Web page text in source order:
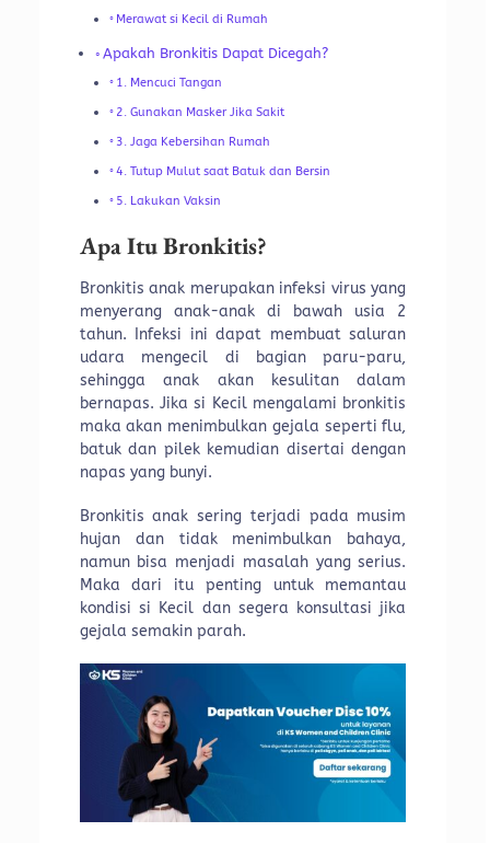
Merawat si Kecil di Rumah
Apakah Bronkitis Dapat Dicegah?
1. Mencuci Tangan
2. Gunakan Masker Jika Sakit
3. Jaga Kebersihan Rumah
4. Tutup Mulut saat Batuk dan Bersin
5. Lakukan Vaksin
Apa Itu Bronkitis?
Bronkitis anak merupakan infeksi virus yang
menyerang anak-anak di bawah usia 2
tahun. Infeksi ini dapat membuat saluran
udara mengecil di bagian paru-paru,
sehingga anak akan kesulitan dalam
bernapas. Jika si Kecil mengalami bronkitis
maka akan menimbulkan gejala seperti flu,
batuk dan pilek kemudian disertai dengan
napas yang bunyi.
Bronkitis anak sering terjadi pada musim
hujan dan tidak menimbulkan bahaya,
namun bisa menjadi masalah yang serius.
Maka dari itu penting untuk memantau
kondisi si Kecil dan segera konsultasi jika
gejala semakin parah.